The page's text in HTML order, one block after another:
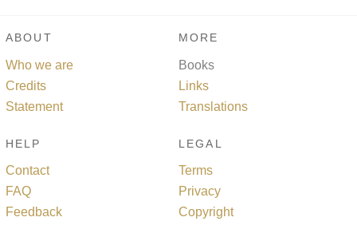
ABOUT
Who we are
Credits
Statement
MORE
Books
Links
Translations
HELP
Contact
FAQ
Feedback
LEGAL
Terms
Privacy
Copyright